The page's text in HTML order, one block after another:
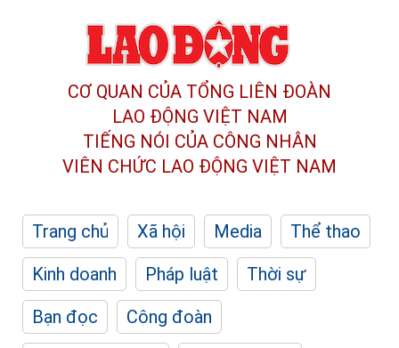
CƠ QUAN CỦA TỔNG LIÊN ĐOÀN
LAO ĐỘNG VIỆT NAM
TIẾNG NÓI CỦA CÔNG NHÂN
VIÊN CHỨC LAO ĐỘNG VIỆT NAM
Trang chủ Xã hội Media
Thể thao
Kinh doanh
Pháp luật
Thời sự
Bạn đọc
Công đoàn